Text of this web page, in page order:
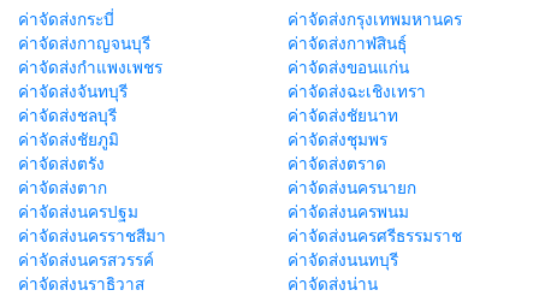
ค่าจัดส่งกระบี่
ค่าจัดส่งกรุงเทพมหานคร
ค่าจัดส่งกาญจนบุรี
ค่าจัดส่งกาฬสินธุ์
ค่าจัดส่งกำแพงเพชร
ค่าจัดส่งขอนแก่น
ค่าจัดส่งจันทบุรี
ค่าจัดส่งฉะเชิงเทรา
ค่าจัดส่งชลบุรี
ค่าจัดส่งชัยนาท
ค่าจัดส่งชัยภูมิ
ค่าจัดส่งชุมพร
ค่าจัดส่งตรัง
ค่าจัดส่งตราด
ค่าจัดส่งตาก
ค่าจัดส่งนครนายก
ค่าจัดส่งนครปฐม
ค่าจัดส่งนครพนม
ค่าจัดส่งนครราชสีมา
ค่าจัดส่งนครศรีธรรมราช
ค่าจัดส่งนครสวรรค์
ค่าจัดส่งนนทบุรี
ค่าจัดส่งนราธิวาส
ค่าจัดส่งน่าน